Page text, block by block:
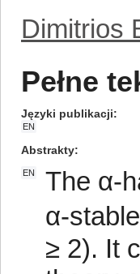
Dimitrios
Pełne
Języki publikacji
EN
Abstrakty
EN
The α-
α-
≥ 2). It